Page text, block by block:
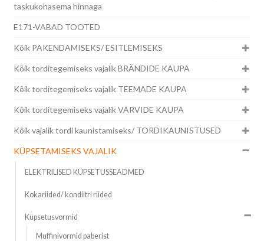
taskukohasema hinnaga
E171-VABAD TOOTED
Kõik PAKENDAMISEKS/ ESITLEMISEKS
Kõik torditegemiseks vajalik BRÄNDIDE KAUPA
Kõik torditegemiseks vajalik TEEMADE KAUPA
Kõik torditegemiseks vajalik VÄRVIDE KAUPA
Kõik vajalik tordi kaunistamiseks/ TORDIKAUNISTUSED
KÜPSETAMISEKS VAJALIK
ELEKTRILISED KÜPSETUSSEADMED
Kokariided/ kondiitri riided
Küpsetusvormid
Muffinivormid paberist